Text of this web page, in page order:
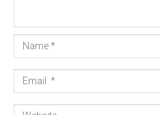
t
*
e